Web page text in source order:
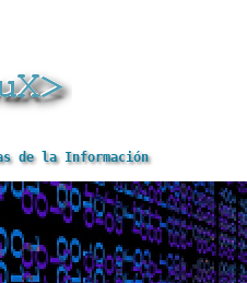
de la Información